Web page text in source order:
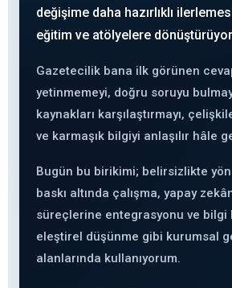
değişime daha hazırlıklı
eğitim ve atölyelere
Gazetecilik bana ilk görünen
yetinmemeyi, doğru soruyu
kaynakları karşılaştırmayı,
ve karmaşık bilgiyi anlaşılır hâle
Bugün bu birikimi; belirsizlikte
baskı altında çalışma, yapay
süreçlerine entegrasyonu ve bilgi
eleştirel düşünme gibi kurumsal
alanlarında kullanıyorum.